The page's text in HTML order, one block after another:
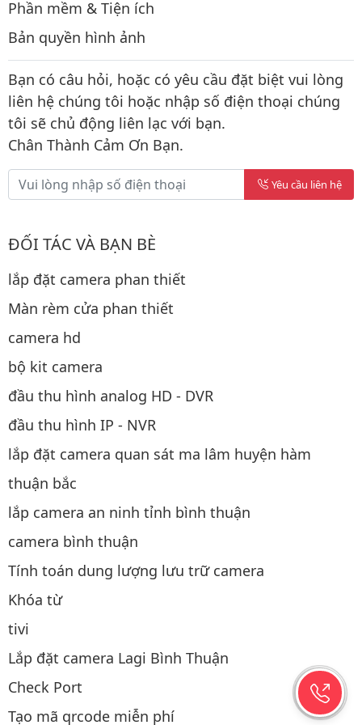
Phần mềm & Tiện ích
Bản quyền hình ảnh
Bạn có câu hỏi, hoặc có yêu cầu đặt biệt vui lòng
liên hệ chúng tôi hoặc nhập số điện thoại chúng
tôi sẽ chủ động liên lạc với bạn.
Chân Thành Cảm Ơn Bạn.
Yêu cầu liên hệ
ĐỐI TÁC VÀ BẠN BÈ
lắp đặt camera phan thiết
Màn rèm cửa phan thiết
camera hd
bộ kit camera
đầu thu hình analog HD - DVR
đầu thu hình IP - NVR
lắp đặt camera quan sát ma lâm huyện hàm
thuận bắc
lắp camera an ninh tỉnh bình thuận
camera bình thuận
Tính toán dung lượng lưu trữ camera
Khóa từ
tivi
Lắp đặt camera Lagi Bình Thuận
Check Port
Tạo mã qrcode miễn phí